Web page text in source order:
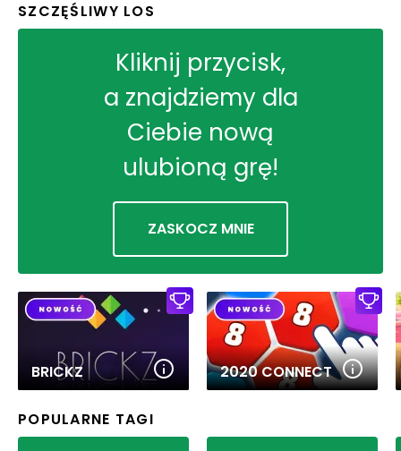
SZCZĘŚLIWY LOS
Kliknij przycisk,
a znajdziemy dla
Ciebie nową
ulubioną grę!
ZASKOCZ MNIE
BRICKZ 2020 CONNECT
POPULARNE TAGI